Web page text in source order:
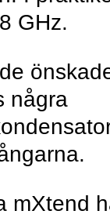
GHz.
några
mXtend